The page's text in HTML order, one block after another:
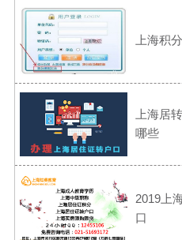
上海积
上海居
哪些
2019上
口